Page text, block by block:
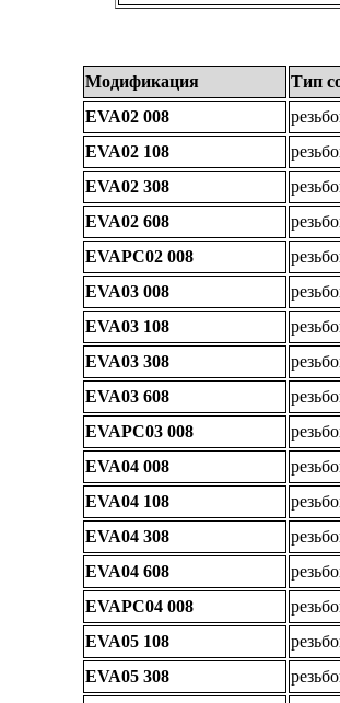
Модификация Тип
EVA02 008
EVA02 108
EVA02 308
EVA02 608
EVAPC02 008
EVA03 008
EVA03 108
EVA03 308
EVA03 608
EVAPC03 008
EVA04 008
EVA04 108
EVA04 308
EVA04 608
EVAPC04 008
EVA05 108
EVA05 308